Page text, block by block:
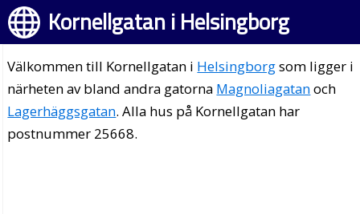
Kornellgatan i Helsingborg
Välkommen till Kornellgatan i Helsingborgsom ligger i
närheten av bland andra gatorna Magnoliagatanoch
Lagerhäggsgatan. Alla hus på Kornellgatan har
postnummer 25668.